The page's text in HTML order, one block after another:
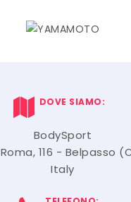
DOVE SIAMO:
BodySport
116 - Belpasso
Italy